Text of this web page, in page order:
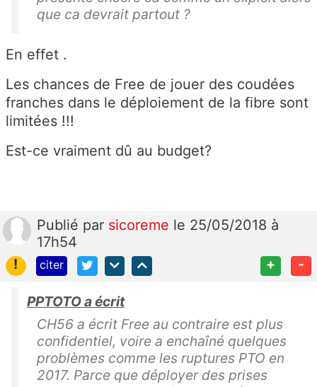
que ca devrait partout ?
En effet .
Les chances de Free de jouer des coudées
franches dans le déploiement de la fibre sont
limitées !!!
Est-ce vraiment dû au budget?
Publié par sicoreme le 25/05/2018 à
17h54
!
citer + -
PPTOTO a écrit
CH56 a écrit Free au contraire est plus
confidentiel, voire a enchaîné quelques
problèmes comme les ruptures PTO en
2017. Parce que déployer des prises